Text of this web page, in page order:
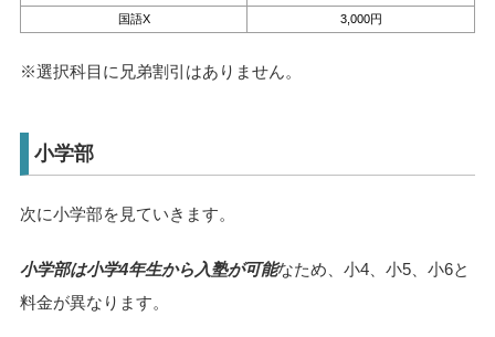
国語X
3,000円
※選択科目に兄弟割引はありません。
小学部
次に小学部を見ていきます。
小学部は小学4年生から入塾が可能なため、小4、小5、小6と
料金が異なります。